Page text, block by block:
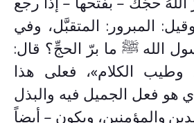
المبرور: المتقبَّل، وفي
الله ﷺ ما برّ الحجِّ؟ قال:
وطيب الكلام»، فعلى هذا
هو فعل الجميل فيه والبذل
والمؤمنين، ويكون – أيضاً